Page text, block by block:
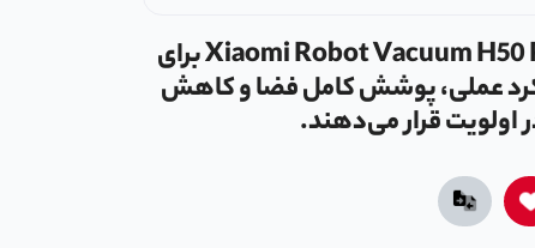
جارورباتیک شیائومی مدل Xiaomi Robot Vacuum H50 Pro برای
عملی، پوشش کامل فضا و کاهش
اولویت قرار می‌دهند.